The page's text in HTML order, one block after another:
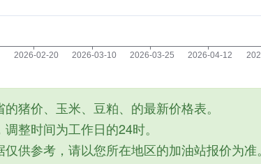
猪价、玉米、豆粕、的最新价格表。
整时间为工作日的24时。
供参考，请以您所在地区的加油站报价为准。